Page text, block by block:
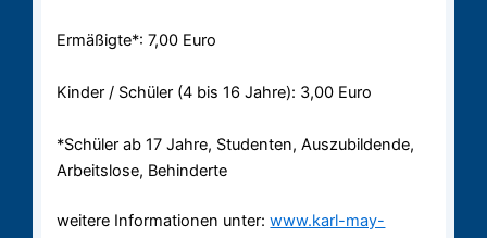
Ermäßigte*: 7,00 Euro
Kinder / Schüler (4 bis 16 Jahre): 3,00 Euro
*Schüler ab 17 Jahre, Studenten, Auszubildende,
Arbeitslose, Behinderte
weitere Informationen unter:www.karl-may-